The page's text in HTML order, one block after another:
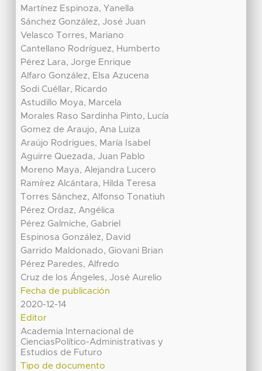
Martínez Espinoza, Yanella
Sánchez González, José Juan
Velasco Torres, Mariano
Cantellano Rodríguez, Humberto
Pérez Lara, Jorge Enrique
Alfaro González, Elsa Azucena
Sodi Cuéllar, Ricardo
Astudillo Moya, Marcela
Morales Raso Sardinha Pinto, Lucía
Gomez de Araujo, Ana Luiza
Araújo Rodrigues, María Isabel
Aguirre Quezada, Juan Pablo
Moreno Maya, Alejandra Lucero
Ramírez Alcántara, Hilda Teresa
Torres Sánchez, Alfonso Tonatiuh
Pérez Ordaz, Angélica
Pérez Galmiche, Gabriel
Espinosa González, David
Garrido Maldonado, Giovani Brian
Pérez Paredes, Alfredo
Cruz de los Ángeles, José Aurelio
Fecha de publicación
2020-12-14
Editor
Academia Internacional de
CienciasPolítico-Administrativas y
Estudios de Futuro
Tipo de documento